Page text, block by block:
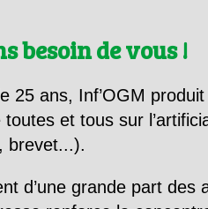
besoin de vous !
25 ans, Inf’OGM
et tous sur
brevet...).
d’une grande part